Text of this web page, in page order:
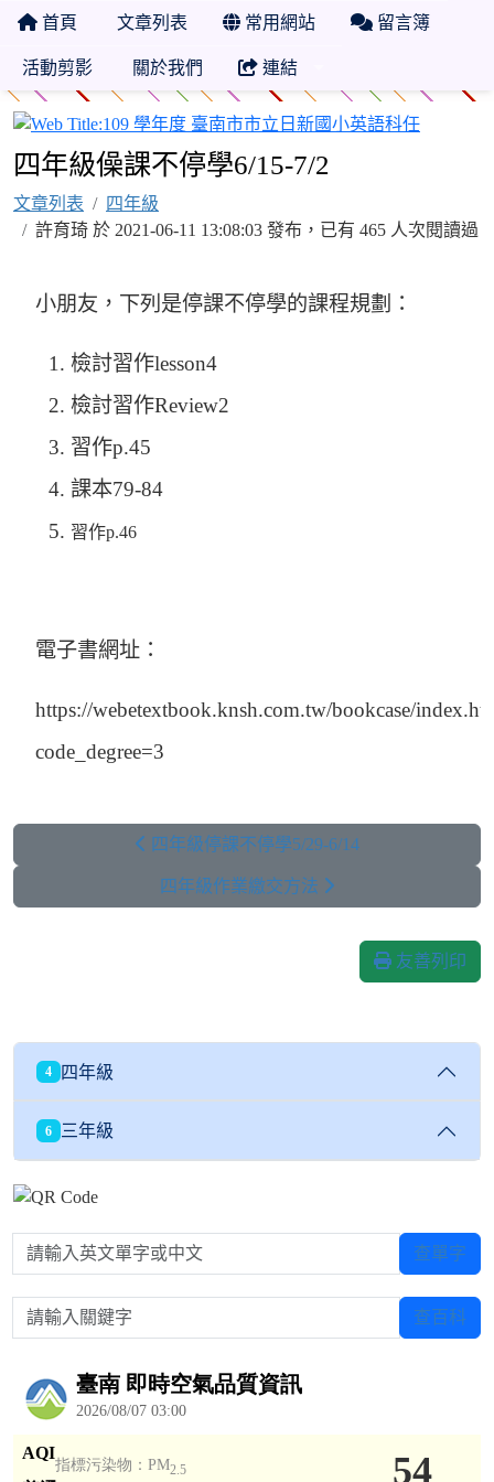
首頁 文章列表 常用網站 留言簿
活動剪影 關於我們 連結
109 學年
四年級僺課不停學6/15-7/2
文章列表
四年級
許育琦 於 2021-06-11 13:08:03 發布，已有 465 人次閱讀過
小朋友，下列是停課不停學的課程規劃：
檢討習作lesson4
檢討習作Review2
習作p.45
課本79-84
習作p.46
電子書網址：
https://webetextbook.knsh.com.tw/bookcase/
code_degree=3
四年級停課不停學5/29-6/14
四年級作業繳交方法
友善列印
4 四年級
6 三年級
請輸入英文單字或中文 查單字
請輸入關鍵字 查百科